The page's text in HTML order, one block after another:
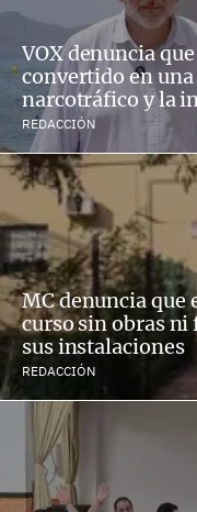
VOX denuncia
convertido en
narcotráfico y la
REDACCIÓN
MC denuncia que
curso sin obras
sus instalaciones
REDACCIÓN